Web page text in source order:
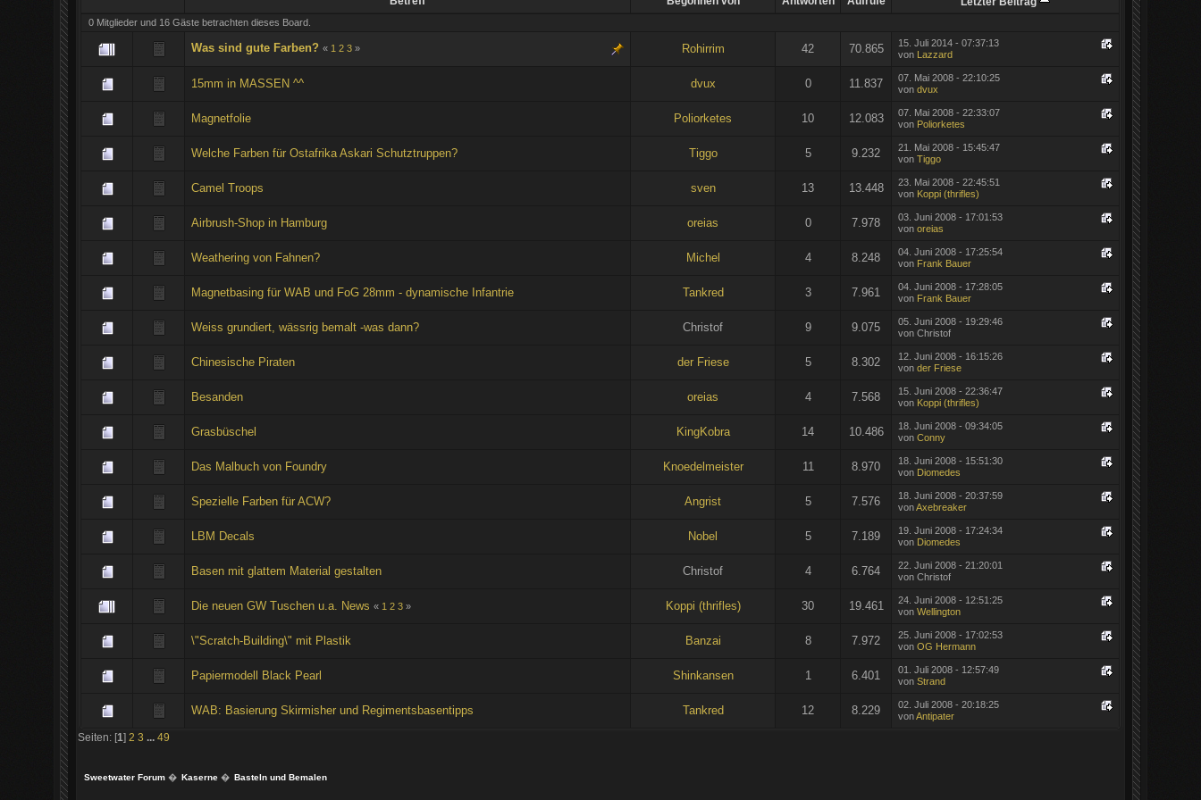
0 Mitglieder und 16 Gäste betrachten dieses Board.
Was sind gute Farben? « 1 2 3» Rohirrim 42 70.865
15. Juli 2014 - 07:37:13
von Lazzard
15mm in MASSEN ^^ dvux 0 11.837
07. Mai 2008 - 22:10:25
von dvux
Magnetfolie Poliorketes 10 12.083
07. Mai 2008 - 22:33:07
von Poliorketes
Welche Farben für Ostafrika Askari Schutztruppen? Tiggo 5 9.232
21. Mai 2008 - 15:45:47
von Tiggo
Camel Troops sven 13 13.448
23. Mai 2008 - 22:45:51
von Koppi (thrifles)
Airbrush-Shop in Hamburg oreias 0 7.978
03. Juni 2008 - 17:01:53
von oreias
Weathering von Fahnen? Michel 4 8.248
04. Juni 2008 - 17:25:54
von Frank Bauer
Magnetbasing für WAB und FoG 28mm - dynamische Infantrie Tankred 3 7.961
04. Juni 2008 - 17:28:05
von Frank Bauer
Weiss grundiert, wässrig bemalt -was dann? Christof 9 9.075
05. Juni 2008 - 19:29:46
von Christof
Chinesische Piraten der Friese 5 8.302
12. Juni 2008 - 16:15:26
von der Friese
Besanden oreias 4 7.568
15. Juni 2008 - 22:36:47
von Koppi (thrifles)
Grasbüschel KingKobra 14 10.486
18. Juni 2008 - 09:34:05
von Conny
Das Malbuch von Foundry Knoedelmeister 11 8.970
18. Juni 2008 - 15:51:30
von Diomedes
Spezielle Farben für ACW? Angrist 5 7.576
18. Juni 2008 - 20:37:59
vonAxebreaker
LBM Decals Nobel 5 7.189
19. Juni 2008 - 17:24:34
von Diomedes
Basen mit glattem Material gestalten Christof 4 6.764
22. Juni 2008 - 21:20:01
von Christof
Die neuen GW Tuschen u.a. News « 1 2 3» Koppi (thrifles) 30 19.461
24. Juni 2008 - 12:51:25
von Wellington
\"Scratch-Building\" mit Plastik Banzai 8 7.972
25. Juni 2008 - 17:02:53
von OG Hermann
Papiermodell Black Pearl Shinkansen 1 6.401
01. Juli 2008 - 12:57:49
von Strand
WAB: Basierung Skirmisher und Regimentsbasentipps Tankred 12 8.229
02. Juli 2008 - 20:18:25
vonAntipater
Seiten: [1]2 3 ...49
Sweetwater Forum� Kaserne� Basteln und Bemalen